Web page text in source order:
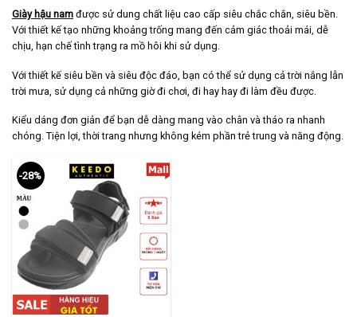
Giày hậu nam được sử dung chất liệu cao cấp siêu chắc chắn, siêu bền.
Với thiết kế tạo những khoảng trống mang đến cảm giác thoải mái, dễ
chịu, hạn chế tình trạng ra mồ hôi khi sử dụng.
Với thiết kế siêu bền và siêu độc đáo, bạn có thể sử dụng cả trời nắng lẫn
trời mưa, sử dụng cả những giờ đi chơi, đi hay hay đi làm đều được.
Kiểu dáng đơn giản để bạn dễ dàng mang vào chân và tháo ra nhanh
chóng. Tiện lợi, thời trang nhưng không kém phần trẻ trung và năng động.
-28%